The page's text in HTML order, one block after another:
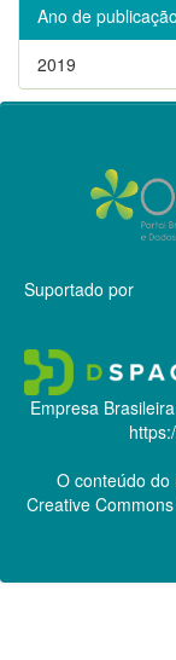
Ano de publicação
2019
Suportado por
Empresa
O conteúdo do
Creative Commons